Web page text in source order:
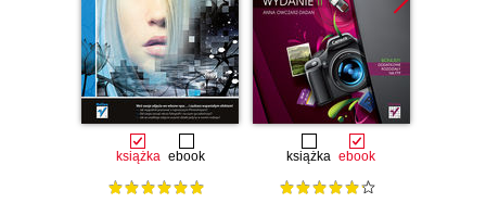
książka ebook książka ebook